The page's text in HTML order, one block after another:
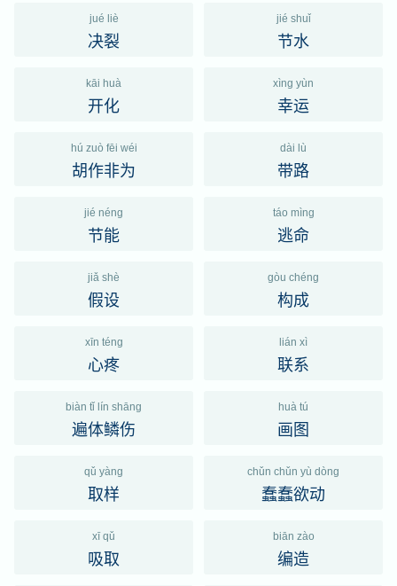
jué liè
决裂
jié shuǐ
节水
kāi huà
开化
xìng yùn
幸运
hú zuò fēi wéi
胡作非为
dài lù
带路
jié néng
节能
táo mìng
逃命
jiǎ shè
假设
gòu chéng
构成
xīn téng
心疼
lián xì
联系
biàn tǐ lín shāng
遍体鳞伤
huà tú
画图
qǔ yàng
取样
chǔn chǔn yù dòng
蠢蠢欲动
xī qǔ
吸取
biān zào
编造